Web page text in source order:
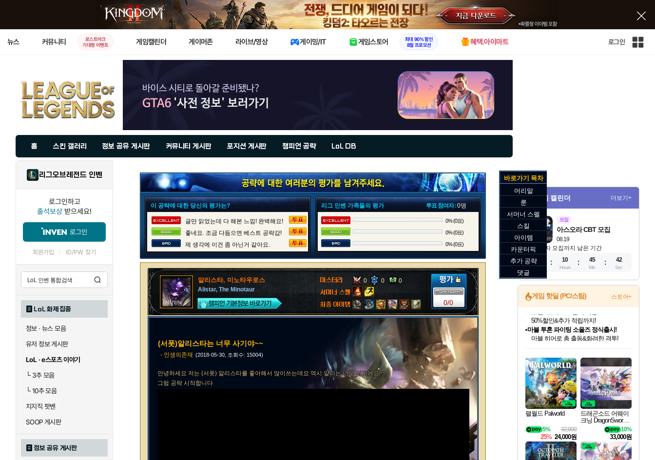
X
뉴스 커뮤니티
로스트아크
기대평 이벤트
게임캘린더 게이머존 라이브/영상 게이밍/IT 게임스토어
최대 90% 할인
8월 프로모션
혜택.아이마트 로그인
인
홈 스킨 갤러리 정보 공유 게시판 커뮤니티 게시판 포지션 게시판 챔피언 공략 LoL DB
리그오브레전드 인벤
로그인하고
출석보상 받으세요!
로그인
회원가입 ID/PW 찾기
LoL 화제 집중
정보 · 뉴스 모음
유저 정보 게시판
LoL · e스포츠 이야기
└3추 모음
└10추 모음
치지직 팟벤
SOOP 게시판
정보 공유 게시판
이 공략에 대한 당신의 평가는?
글만 읽었는데 다 해본 느낌! 완벽해요!
좋네요. 조금 다듬으면 베스트 공략감!
제 생각에 이건 좀 아닌거 같아요.
리그 인벤 가족들의 평가 투표 참여자 :0명
0% (0표)
0% (0표)
0% (0표)
알리스타, 미노타우로스
Alistar, The Minotaur
0 0 0
0/0
(서폿)알리스타는 너무 사기야~~
- 인생의존재 (2018-05-30, 조회수: 15004)
안녕하세요 저는 (서폿) 알리스타를 좋아해서 많이쓰는데요 역시 알리는 너무 사기에요~~
그럼 공략 시작합니다
게임 캘린더 더보기+
모집
08.19
아스오라 CBT 모집
참가자 모집까지 남은 기간
11
Days
10
Hours
45
Min
40
Sec
게임 핫딜 (PC/스팀) 스토어+
최대 90% 할인가를 만나보세요!
네이버혜택과 함께 만나보세요!
50%할인&추가 적립까지!
마블 투혼 파이팅 소울즈 정식출시!
마블 히어로 총 출동&화려한 격투!
네이버 포인트 혜택까지!
이니&베니 혜택까지!
네이버 혜택가와 함께 예약하세요!
할인&네이버혜택으로 만나보세요!
네이버페이 혜택과 만나보세요!
40주년 프로모션으로 만나보세요!
할인가에 만나보세요!
일부 에디션 상시 할인!
혜택으로 예약 판매 중
편안하게 충전하세요
팰월드 Palworld
32,000
5%
25% 24,000원
드래곤소드 어웨이
크닝 DragonSword A
10%
33,000원
바로가기 목차
머리말
룬
서머너 스펠
스킬
아이템
카운터픽
추가 공략
댓글